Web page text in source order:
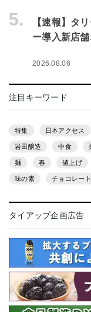
5.
【速報】タ
ー導入新店
2026.08.06
注目キーワード
特集 日本アクセス
岩田醸造 中食
麺 春 値上げ
味の素 チョコレート
タイアップ企画広告